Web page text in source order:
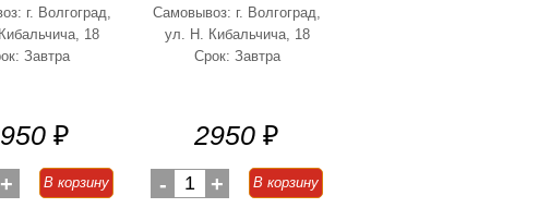
г. Волгоград,
18
Завтра
₽
+ В корзину
Самовывоз: г. Волгоград,
ул. Н. Кибальчича, 18
Срок: Завтра
2950 ₽
- 1 + В корзину